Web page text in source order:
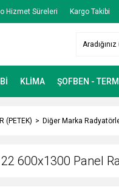
Hizmet Süreleri Kargo Takibi
KLİMA ŞOFBEN -
(PETEK) Diğer Marka
600x1300 Panel